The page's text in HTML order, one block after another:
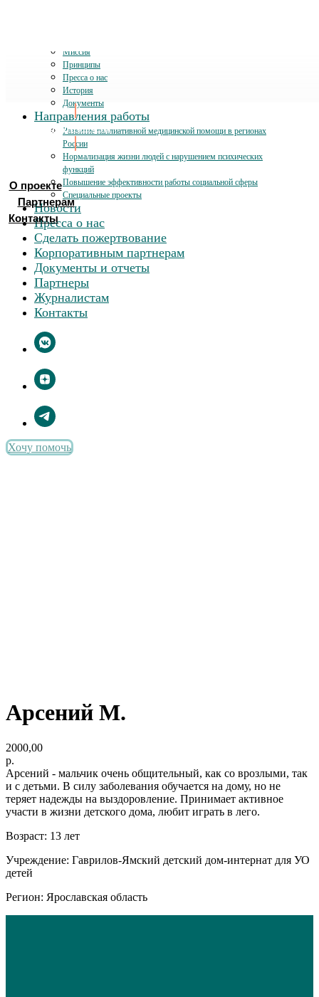
Хочу помочь
О проекте
Партнерам
Контакты
Миссия
Принципы
Пресса о нас
История
Документы
Направления работы
Развитие паллиативной медицинской помощи в регионах
России
Нормализация жизни людей с нарушением психических
функций
Повышение эффективности работы социальной сферы
Специальные проекты
Новости
Пресса о нас
Сделать пожертвование
Корпоративным партнерам
Документы и отчеты
Партнеры
Журналистам
Контакты
Хочу помочь
Арсений М.
2000,00
р.
Арсений - мальчик очень общительный, как со врозлыми, так
и с детьми. В силу заболевания обучается на дому, но не
теряет надежды на выздоровление. Принимает активное
участи в жизни детского дома, любит играть в лего.
Возраст: 13 лет
Учреждение: Гаврилов-Ямский детский дом-интернат для УО
детей
Регион: Ярославская область